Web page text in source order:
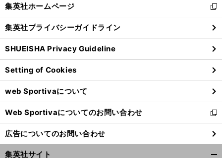
閉
る
集英社ホームページ
新
し
い
ウ
ィ
ン
ド
ウ
で
開
く
集英社プライバシーガイドライン
SHUEISHA Privacy Guideline
Setting of Cookies
web Sportivaについて
Web Sportivaについてのお問い合わせ
新
し
い
ウ
ィ
広告についてのお問い合わせ
集英社サイト